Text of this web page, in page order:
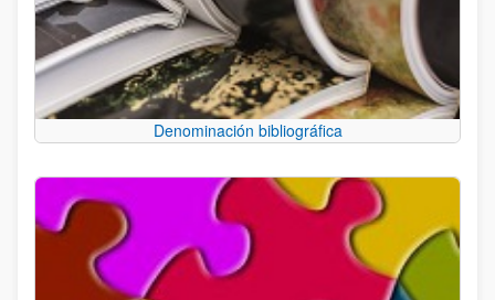
Denominación bibliográfica